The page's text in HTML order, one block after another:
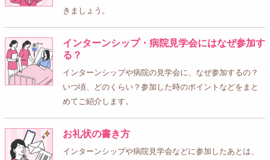
きましょう。
インターンシップ・病院見学会にはなぜ参加す
る？
インターンシップや病院の見学会に、なぜ参加するの？
いつ頃、どのくらい？参加した時のポイントなどをまと
めてご紹介します。
お礼状の書き方
インターンシップや病院見学会などに参加したあとは、